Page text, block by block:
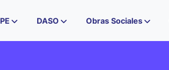
DASO Obras Sociales